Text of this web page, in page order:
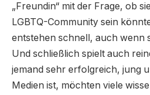
„Freundin“ mit der Frage, ob
LGBTQ-Community sein
entstehen schnell, auch wenn
Und schließlich spielt auch
jemand sehr erfolgreich, jung
Medien ist, möchten viele